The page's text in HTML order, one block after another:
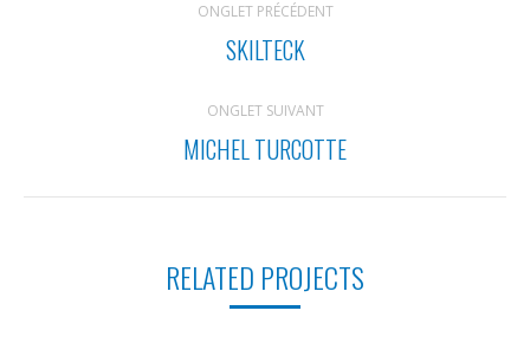
COMMENTAIRE
ONGLET PRÉCÉDENT
Onglet
SKILTECK
ONGLET SUIVANT
Projets
MICHEL TURCOTTE
RELATED PROJECTS